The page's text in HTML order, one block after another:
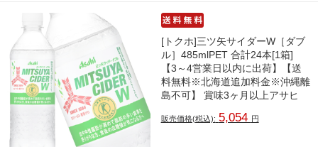
[トクホ]三ツ矢サイダーW［ダブ
ル］485mlPET 合計24本[1箱]
【3～4営業日以内に出荷】【送
料無料※北海道追加料金※沖縄離
島不可】 賞味3ヶ月以上アサヒ
販売価格(税込): 5,054 円